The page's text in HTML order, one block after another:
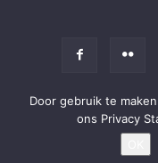
Aanmelden
Copyright
Door gebruik te
ons Privacy